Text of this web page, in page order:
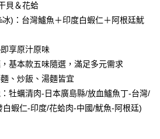
貨後4天內需取貨)
以上)免運費
註改保麗龍箱)
含以上)免運費
貝＆花蛤
)：台灣鱸魚＋印度白蝦仁＋阿根廷魷
享原汁原味
基本款五味隨選，滿足多元需求
、炒飯、湯麵皆宜
牡蠣清肉-日本廣島縣/放血鱸魚丁-台灣/
蝦仁-印度/花蛤肉-中國/魷魚-阿根廷)